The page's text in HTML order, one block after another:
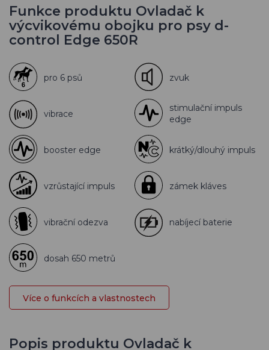
Funkce produktu Ovladač k
výcvikovému obojku pro psy d-
control Edge 650R
pro 6 psů zvuk
vibrace
stimulační impuls
edge
booster edge krátký/dlouhý impuls
vzrůstající impuls zámek kláves
vibrační odezva nabíjecí baterie
dosah 650 metrů
Více o funkcích a vlastnostech
Popis produktu Ovladač k